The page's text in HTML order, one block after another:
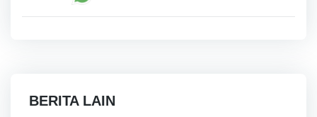
BERITA LAIN